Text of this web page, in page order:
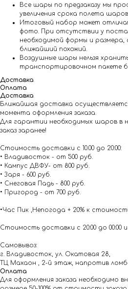
Все шары по предзаказу мы
увеличения срока полета
Итоговый набор может
фото. При отсутствии у
необходимой формы и размера,
ближайший похожий.
Воздушные шары нельзя
транспортировочном пакете
Доставка
Оплата
Доставка
Ближайшая доставка
момента оформления заказа.
Для гарантии необходимых шаров в
заказ заранее!
Стоимость доставки с 10.00 до 20:00:
• Владивосток - от 500 руб.
• Кампус ДВФУ- от 800 руб.
• Заря - 600 руб.
• Снеговая Падь - 800 руб.
• Пригород - от 700 руб.
•Час Пик ,Непогода + 20% к
Стоимость доставки с 20:00 до 00:00 и
Самовывоз:
г. Владивосток, ул. Окатовая 28,
ТЦ Махаон , 2-й этаж, напротив
Оплата
Для оформления заказа необходимо